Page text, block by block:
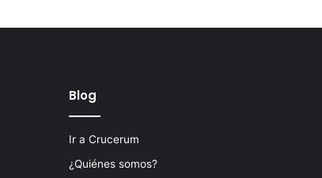
Blog
Ir a Crucerum
¿Quiénes somos?